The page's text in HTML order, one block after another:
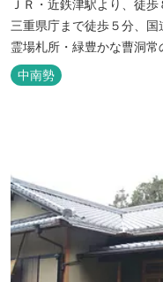
ＪＲ・近鉄津駅より、徒
三重県庁まで徒歩５分、
霊場札所・緑豊かな曹洞
る塔世山四天王寺がありま
中南勢